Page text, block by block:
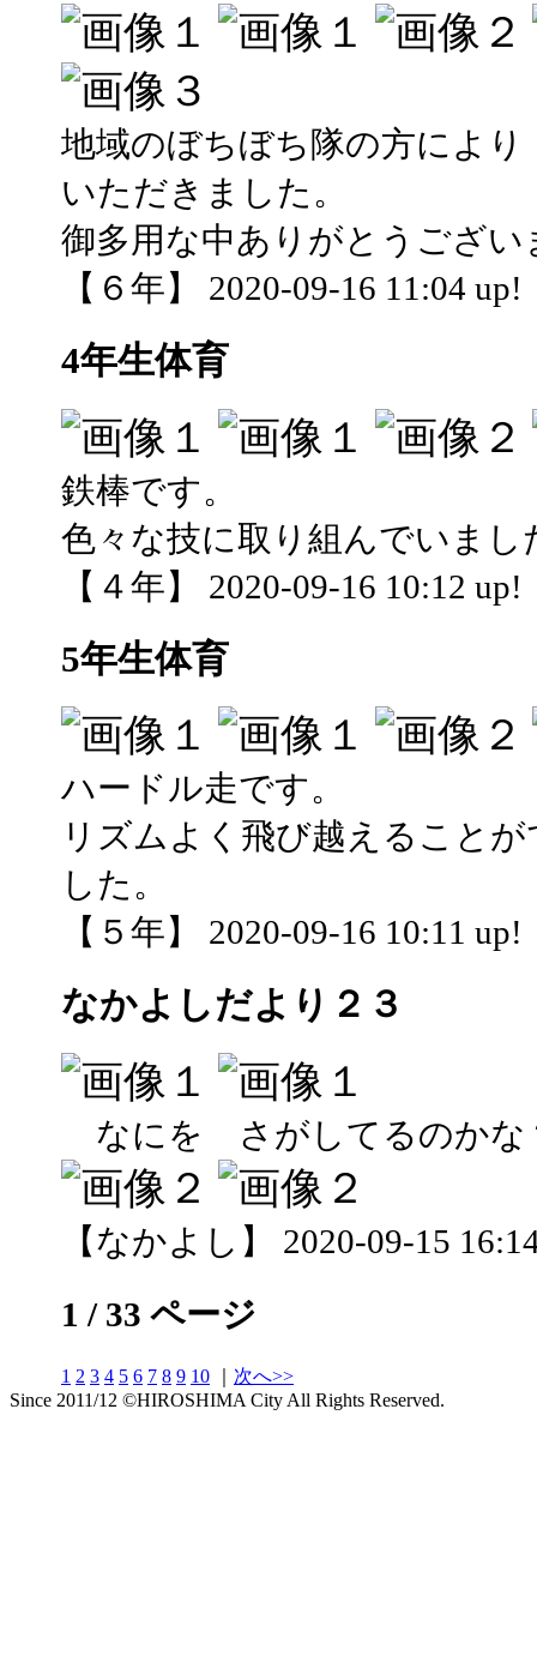
地域のぼちぼち隊の方によ
いただきました。
御多用な中ありがとうござい
【６年】 2020-09-16 11:04 up!
4年生体育
鉄棒です。
色々な技に取り組んでいまし
【４年】 2020-09-16 10:12 up!
5年生体育
ハードル走です。
リズムよく飛び越えること
した。
【５年】 2020-09-16 10:11 up!
なかよしだより２３
なにを さがしてるのかな
【なかよし】 2020-09-15
1 / 33 ページ
1 2 3 4 5 6 7 8 9 10
次へ>>
Since 2011/12 ©HIROSHIMA City All Rights Reserved.